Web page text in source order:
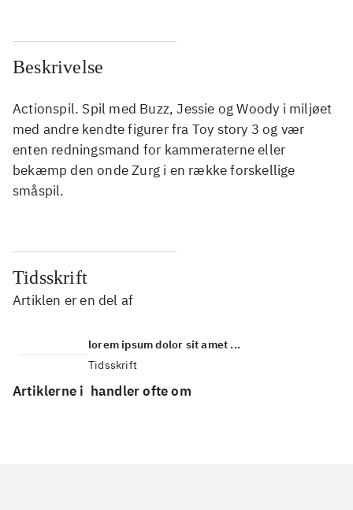
Beskrivelse
Actionspil. Spil med Buzz, Jessie og Woody i miljøet
med andre kendte figurer fra Toy story 3 og vær
enten redningsmand for kammeraterne eller
bekæmp den onde Zurg i en række forskellige
småspil.
Tidsskrift
Artiklen er en del af
lorem ipsum dolor sit amet ...
Tidsskrift
Artiklerne i handler ofte om